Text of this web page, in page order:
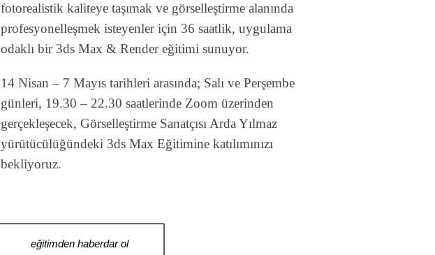
fotorealistik kaliteye taşımak ve görselleştirme alanında
profesyonelleşmek isteyenler için 36 saatlik, uygulama
odaklı bir 3ds Max & Render eğitimi sunuyor.
14 Nisan – 7 Mayıs tarihleri arasında; Salı ve Perşembe
günleri, 19.30 – 22.30 saatlerinde Zoom üzerinden
gerçekleşecek, Görselleştirme Sanatçısı Arda Yılmaz
yürütücülüğündeki 3ds Max Eğitimine katılımınızı
bekliyoruz.
eğitimden haberdar ol